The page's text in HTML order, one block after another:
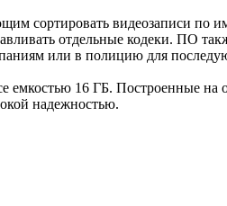
сортировать видеозаписи по
отдельные кодеки. ПО
или в полицию для
емкостью 16 ГБ. Построенные
надежностью.